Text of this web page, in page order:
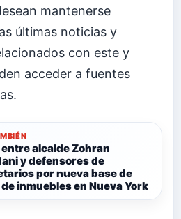
mantenerse
últimas noticias y
con este y
acceder a fuentes
entre alcalde Zohran
y defensores de
por nueva base de
inmuebles en Nueva York